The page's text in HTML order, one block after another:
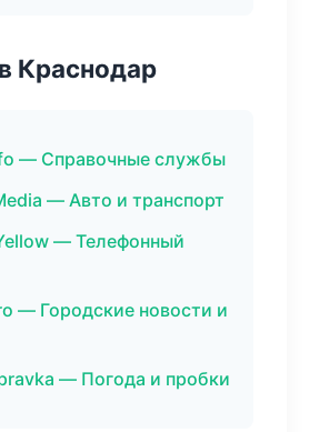
Краснодар
— Справочные службы
— Авто и транспорт
— Телефонный
— Городские новости и
— Погода и пробки